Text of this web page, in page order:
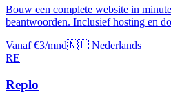
Bouw een complete website in
beantwoorden. Inclusief hosting en
Vanaf €3/mnd🇳🇱 Nederlands
RE
Replo